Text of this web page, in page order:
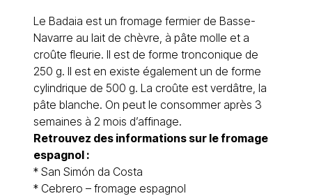
Le Badaia est un fromage fermier de Basse-
Navarre au lait de chèvre, à pâte molle et a
croûte fleurie. Il est de forme tronconique de
250 g. Il est en existe également un de forme
cylindrique de 500 g. La croûte est verdâtre, la
pâte blanche. On peut le consommer après 3
semaines à 2 mois d’affinage.
Retrouvez des informations sur lefromage
espagnol :
* San Simón da Costa
* Cebrero – fromage espagnol